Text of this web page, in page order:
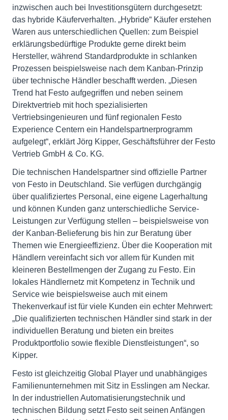
inzwischen auch bei Investitionsgütern durchgesetzt:
das hybride Käuferverhalten. „Hybride“ Käufer erstehen
Waren aus unterschiedlichen Quellen: zum Beispiel
erklärungsbedürftige Produkte gerne direkt beim
Hersteller, während Standardprodukte in schlanken
Prozessen beispielsweise nach dem Kanban-Prinzip
über technische Händler beschafft werden. „Diesen
Trend hat Festo aufgegriffen und neben seinem
Direktvertrieb mit hoch spezialisierten
Vertriebsingenieuren und fünf regionalen Festo
Experience Centern ein Handelspartnerprogramm
aufgelegt“, erklärt Jörg Kipper, Geschäftsführer der Festo
Vertrieb GmbH & Co. KG.
Die technischen Handelspartner sind offizielle Partner
von Festo in Deutschland. Sie verfügen durchgängig
über qualifiziertes Personal, eine eigene Lagerhaltung
und können Kunden ganz unterschiedliche Service-
Leistungen zur Verfügung stellen – beispielsweise von
der Kanban-Belieferung bis hin zur Beratung über
Themen wie Energieeffizienz. Über die Kooperation mit
Händlern vereinfacht sich vor allem für Kunden mit
kleineren Bestellmengen der Zugang zu Festo. Ein
lokales Händlernetz mit Kompetenz in Technik und
Service wie beispielsweise auch mit einem
Thekenverkauf ist für viele Kunden ein echter Mehrwert:
„Die qualifizierten technischen Händler sind stark in der
individuellen Beratung und bieten ein breites
Produktportfolio sowie flexible Dienstleistungen“, so
Kipper.
Festo ist gleichzeitig Global Player und unabhängiges
Familienunternehmen mit Sitz in Esslingen am Neckar.
In der industriellen Automatisierungstechnik und
technischen Bildung setzt Festo seit seinen Anfängen